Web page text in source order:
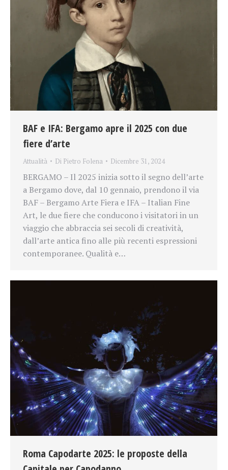
BAF e IFA: Bergamo apre il 2025 con due
fiere d’arte
Attualità Di Pietro Folena Dicembre 31, 2024
BERGAMO – Il 2025 inizia sotto il segno dell’arte
a Bergamo dove, dal 10 gennaio, prendono il via
BAF – Bergamo Arte Fiera e IFA – Italian Fine
Art, le due fiere che conducono i visitatori in un
viaggio che abbraccia sei secoli di creatività,
dall’arte antica fino alle più recenti espressioni
contemporanee. Qualità e…
Roma Capodarte 2025: le proposte della